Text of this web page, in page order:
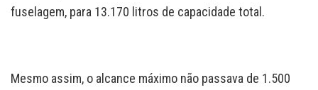
fuselagem, para 13.170 litros de capacidade total.
Mesmo assim, o alcance máximo não passava de 1.500